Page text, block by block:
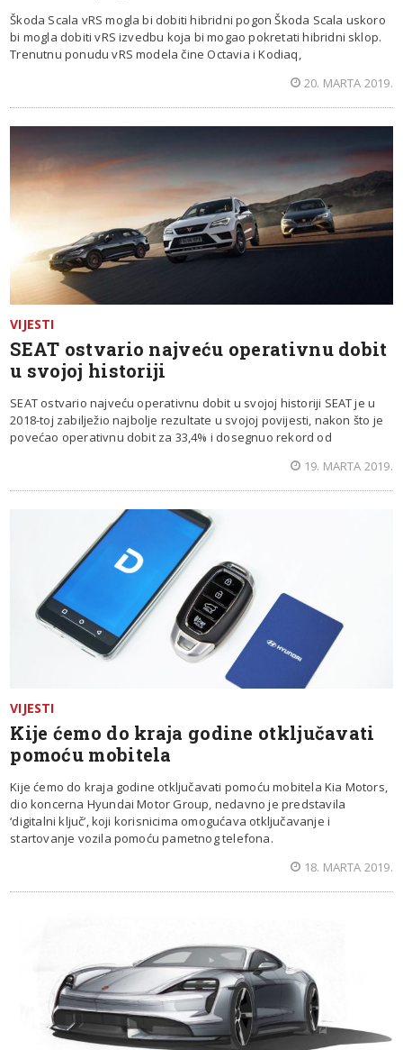
Škoda Scala vRS mogla bi dobiti hibridni pogon Škoda Scala uskoro
bi mogla dobiti vRS izvedbu koja bi mogao pokretati hibridni sklop.
Trenutnu ponudu vRS modela čine Octavia i Kodiaq,
20. MARTA 2019.
VIJESTI
SEAT ostvario najveću operativnu dobit
u svojoj historiji
SEAT ostvario najveću operativnu dobit u svojoj historiji SEAT je u
2018-toj zabilježio najbolje rezultate u svojoj povijesti, nakon što je
povećao operativnu dobit za 33,4% i dosegnuo rekord od
19. MARTA 2019.
VIJESTI
Kije ćemo do kraja godine otključavati
pomoću mobitela
Kije ćemo do kraja godine otključavati pomoću mobitela Kia Motors,
dio koncerna Hyundai Motor Group, nedavno je predstavila
‘digitalni ključ’, koji korisnicima omogućava otključavanje i
startovanje vozila pomoću pametnog telefona.
18. MARTA 2019.